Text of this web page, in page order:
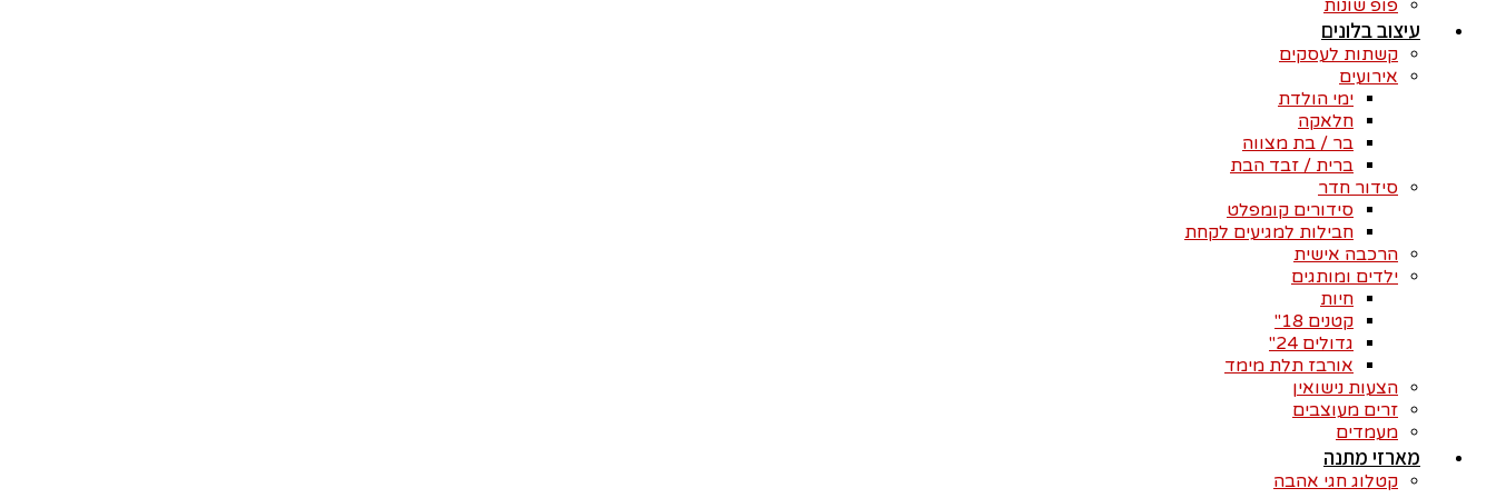
פופ שונות
עיצוב בלונים
קשתות לעסקים
אירועים
ימי הולדת
חלאקה
בר / בת מצווה
ברית / זבד הבת
סידור חדר
סידורים קומפלט
חבילות למגיעים לקחת
הרכבה אישית
ילדים ומותגים
חיות
קטנים 18"
גדולים 24"
אורבז תלת מימד
הצעות נישואין
זרים מעוצבים
מעמדים
מארזי מתנה
קטלוג חגי אהבה